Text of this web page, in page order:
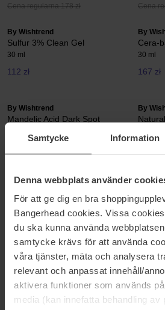
Samtycke Information
Denna webbplats använder
För att ge dig en bra
Bangerhead cookies. Vissa
du ska kunna använda
samtycke krävs för att använda
våra tjänster, mäta och analysera
relevant och anpassat innehåll/
aktivera funktioner som används
media (kan innefatta behandling av
Cena regularna 178 zł Cena
By Wishtrend
Sulfur 3% Clean Gel
30 ml
112 zł
By
Cera-
30 ml
167 zł
By Wishtrend
Mandelic Acid Dark Spot
By
21 g
By Wishtrend
Vitamin 75 Maximizing Cream
50 ml
By
30 g
By Wishtrend
Mandelic Acid Gentle Exfoliating
150 ml
By
Pore
30 ml